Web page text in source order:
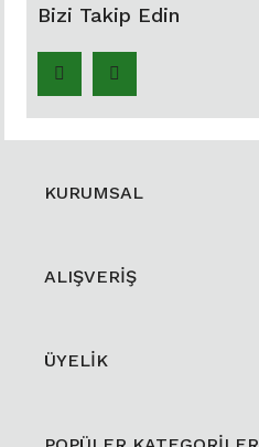
Bizi Takip Edin
KURUMSAL
ALIŞVERİŞ
ÜYELİK